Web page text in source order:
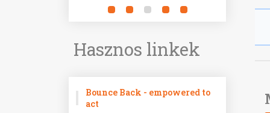
Hasznos linkek
Bounce Back - empowered to
act